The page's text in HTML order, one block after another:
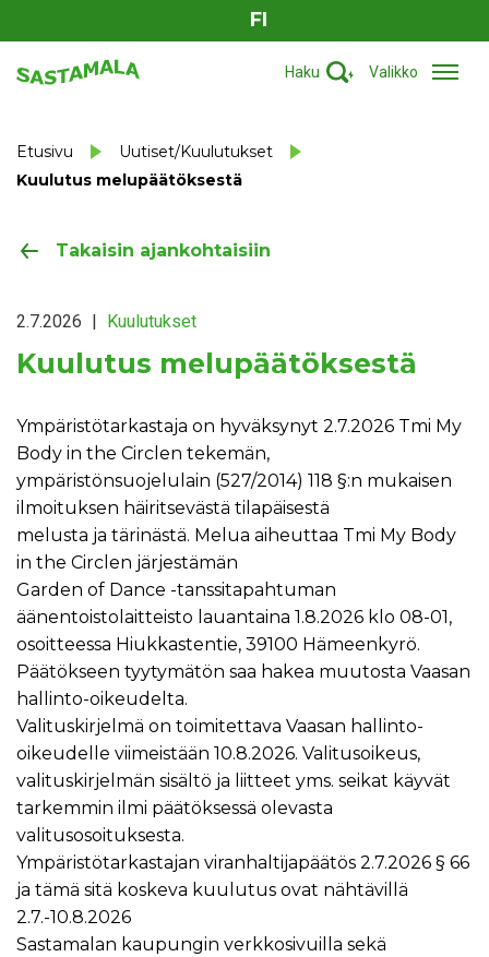
FI
Haku Valikko
Etusivu
Uutiset/Kuulutukset
Kuulutus melupäätöksestä
Takaisin ajankohtaisiin
2.7.2026 | Kuulutukset
Kuulutus melupäätöksestä
Ympäristötarkastaja on hyväksynyt 2.7.2026 Tmi My
Body in the Circlen tekemän,
ympäristönsuojelulain (527/2014) 118 §:n mukaisen
ilmoituksen häiritsevästä tilapäisestä
melusta ja tärinästä. Melua aiheuttaa Tmi My Body
in the Circlen järjestämän
Garden of Dance -tanssitapahtuman
äänentoistolaitteisto lauantaina 1.8.2026 klo 08-01,
osoitteessa Hiukkastentie, 39100 Hämeenkyrö.
Päätökseen tyytymätön saa hakea muutosta Vaasan
hallinto-oikeudelta.
Valituskirjelmä on toimitettava Vaasan hallinto-
oikeudelle viimeistään 10.8.2026. Valitusoikeus,
valituskirjelmän sisältö ja liitteet yms. seikat käyvät
tarkemmin ilmi päätöksessä olevasta
valitusosoituksesta.
Ympäristötarkastajan viranhaltijapäätös 2.7.2026 § 66
ja tämä sitä koskeva kuulutus ovat nähtävillä
2.7.-10.8.2026
Sastamalan kaupungin verkkosivuilla sekä